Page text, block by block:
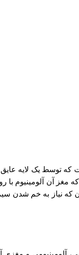
توسط یک لایه
مغز آن